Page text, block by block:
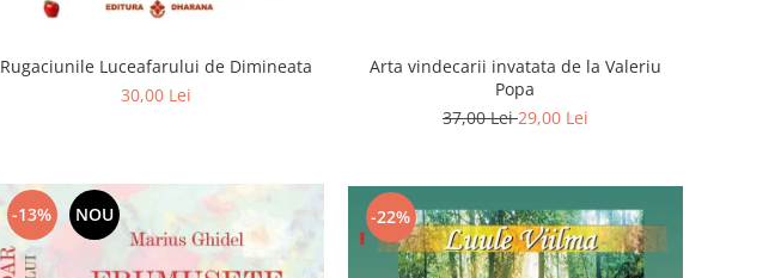
Rugaciunile Luceafarului de Dimineata
30,00 Lei
Arta vindecarii invatata de la Valeriu
Popa
37,00 Lei29,00 Lei
-13% NOU -22%